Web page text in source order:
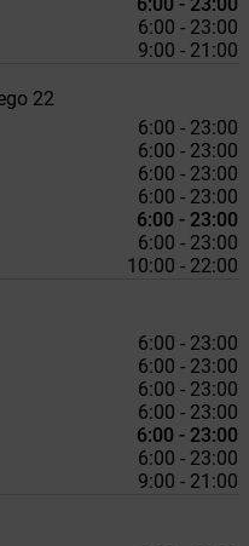
6:00 - 23:00
9:00 - 21:00
22
6:00 - 23:00
6:00 - 23:00
6:00 - 23:00
6:00 - 23:00
6:00 - 23:00
6:00 - 23:00
10:00 - 22:00
6:00 - 23:00
6:00 - 23:00
6:00 - 23:00
6:00 - 23:00
6:00 - 23:00
6:00 - 23:00
9:00 - 21:00